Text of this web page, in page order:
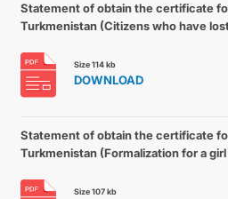
Statement of obtain the certificate
Turkmenistan (Citizens who have
Size 114 kb
DOWNLOAD
Statement of obtain the certificate
Turkmenistan (Formalization for a
Size 107 kb